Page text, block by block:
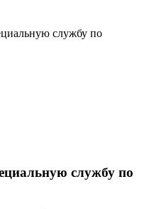
службу по
службу по